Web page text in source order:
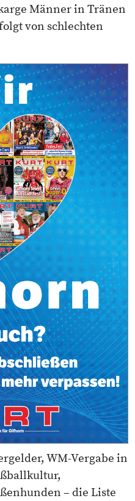
Männer in Tränen
von schlechten
WM-Vergabe in
– die Liste